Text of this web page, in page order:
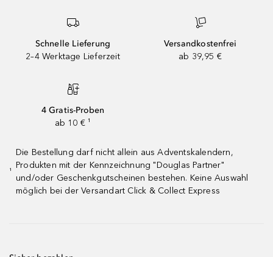
Schnelle Lieferung
2–4 Werktage Lieferzeit
Versandkostenfrei
ab 39,95 €
4 Gratis-Proben
ab 10 € ¹
¹
Die Bestellung darf nicht allein aus Adventskalendern,
Produkten mit der Kennzeichnung "Douglas Partner"
und/oder Geschenkgutscheinen bestehen. Keine Auswahl
möglich bei der Versandart Click & Collect Express